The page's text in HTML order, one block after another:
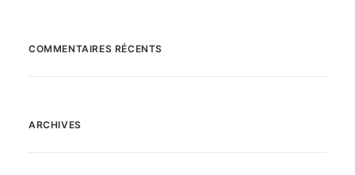
COMMENTAIRES RÉCENTS
ARCHIVES